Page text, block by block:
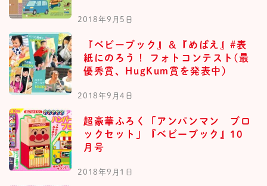
2018年9月5日
『ベビーブック』＆『めばえ』#表
紙にのろう！ フォトコンテスト(最
優秀賞、HugKum賞を発表中)
2018年9月4日
超豪華ふろく「アンパンマン ブロ
ックセット」『ベビーブック』10
月号
2018年9月1日